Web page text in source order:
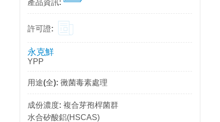
永克鮮
YPP
黴菌毒素處理
複合芽孢桿菌群
水合矽酸鋁(HSCAS)